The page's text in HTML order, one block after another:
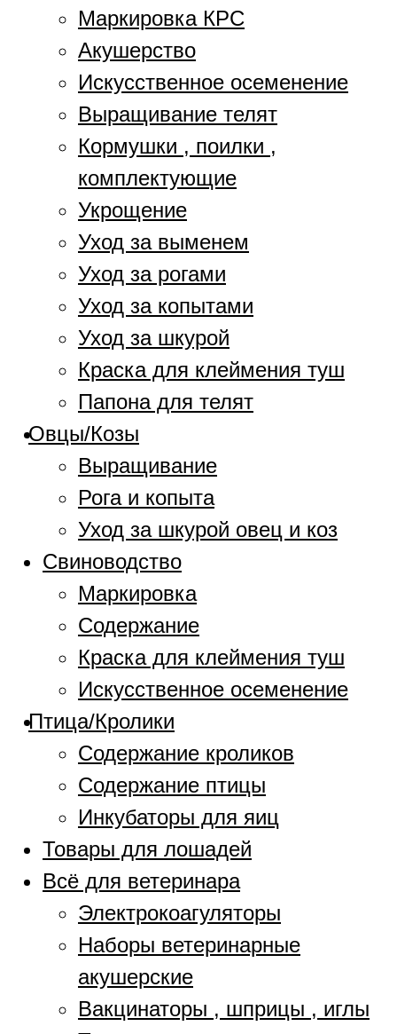
Маркировка КРС
Акушерство
Искусственное осеменение
Выращивание телят
Кормушки , поилки ,
комплектующие
Укрощение
Уход за выменем
Уход за рогами
Уход за копытами
Уход за шкурой
Краска для клеймения туш
Папона для телят
Овцы/Козы
Выращивание
Рога и копыта
Уход за шкурой овец и коз
Свиноводство
Маркировка
Содержание
Краска для клеймения туш
Искусственное осеменение
Птица/Кролики
Содержание кроликов
Содержание птицы
Инкубаторы для яиц
Товары для лошадей
Всё для ветеринара
Электрокоагуляторы
Наборы ветеринарные
акушерские
Вакцинаторы , шприцы , иглы